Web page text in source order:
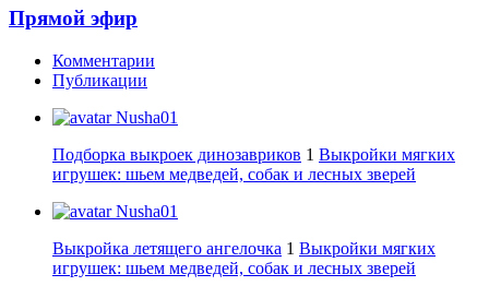
Прямой эфир
Комментарии
Публикации
Nusha01
Подборка выкроек динозавриков 1 Выкройки мягких
игрушек: шьем медведей, собак и лесных зверей
Nusha01
Выкройка летящего ангелочка 1 Выкройки мягких
игрушек: шьем медведей, собак и лесных зверей